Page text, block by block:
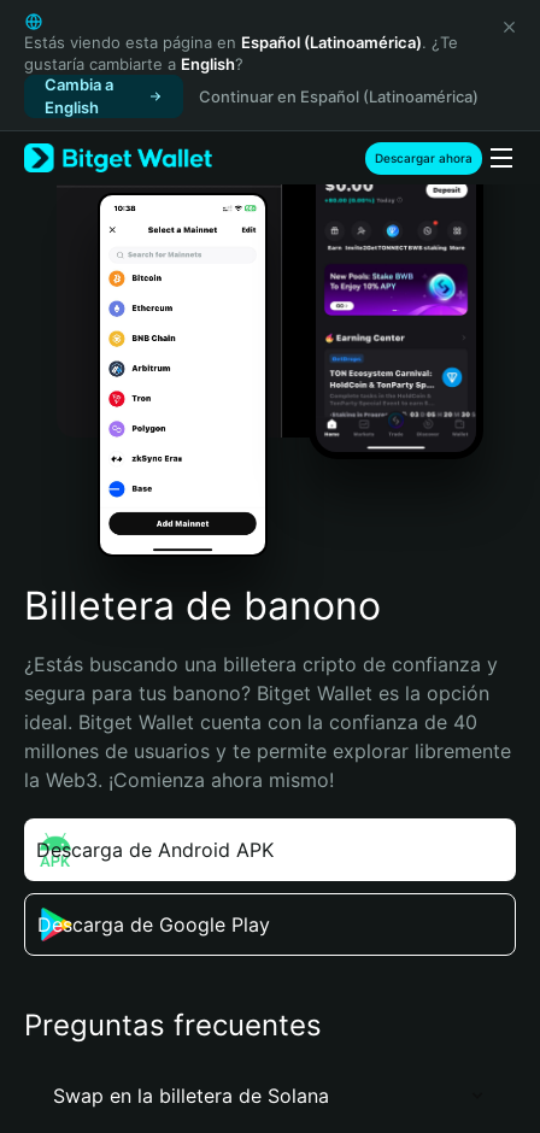
English
日本語
Tiếng Việt
Русский
Español (Latinoamérica)
Türkçe
Italiano
Português (Portugal)
Bahasa Indonesia
Português (Brasil)
Español (Argentina)
Estás viendo esta página en Español (Latinoamérica). ¿Te
gustaría cambiarte a English?
Cambia a
English
Continuar en Español (Latinoamérica)
Descargar ahora
Billetera de banono
¿Estás buscando una billetera cripto de confianza y
segura para tus banono? Bitget Wallet es la opción
ideal. Bitget Wallet cuenta con la confianza de 40
millones de usuarios y te permite explorar libremente
la Web3. ¡Comienza ahora mismo!
Descarga de Android APK
Descarga de Google Play
Preguntas frecuentes
Swap en la billetera de Solana